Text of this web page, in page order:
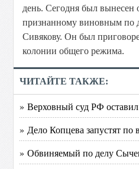
день. Сегодня был
признанному виновным по
Сивякову. Он был
колонии общего режима.
ЧИТАЙТЕ ТАКЖЕ:
» Верховный суд РФ
» Дело Копцева запустят по
» Обвиняемый по делу